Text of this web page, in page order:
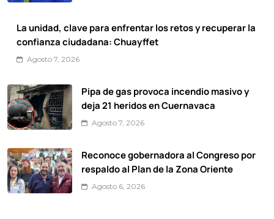
La unidad, clave para enfrentar los retos y recuperar la
confianza ciudadana: Chuayffet
Agosto 7, 2026
Pipa de gas provoca incendio masivo y
deja 21 heridos en Cuernavaca
Agosto 7, 2026
Reconoce gobernadora al Congreso por
respaldo al Plan de la Zona Oriente
Agosto 6, 2026